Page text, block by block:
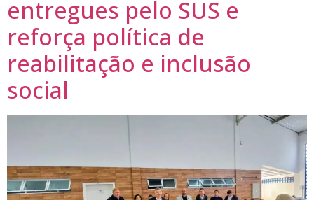
entregues pelo SUS e
reforça política de
reabilitação e inclusão
social